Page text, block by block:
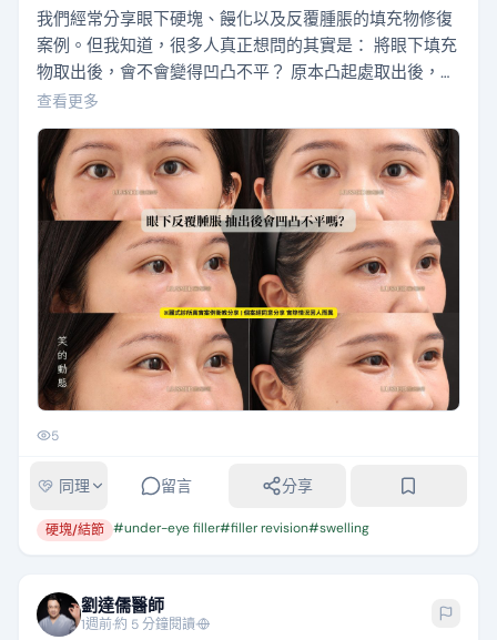
我們經常分享眼下硬塊、饅化以及反覆腫脹的填充物修復
案例。但我知道，很多人真正想問的其實是： 將眼下填充
物取出後，會不會變得凹凸不平？ 原本凸起處取出後，會
不會直接凹陷？ 笑起來會不會變得很不自然？ 今天，我
們將透過一位實際回診的案例，讓大家從不同角度直接觀
察修復成果。 這位患者在眼下接受注射後，長期出現反覆
性（平均2-3天腫脹一次，已持續超過一年）的腫脹與局
部結塊。即使曾接受其他處理，眼下仍會間歇…
查看更多
5
同理 留言 分享
硬塊/結節 #under-eye filler#filler revision#swelling
劉達儒醫師
1週前·約 5 分鐘閱讀·